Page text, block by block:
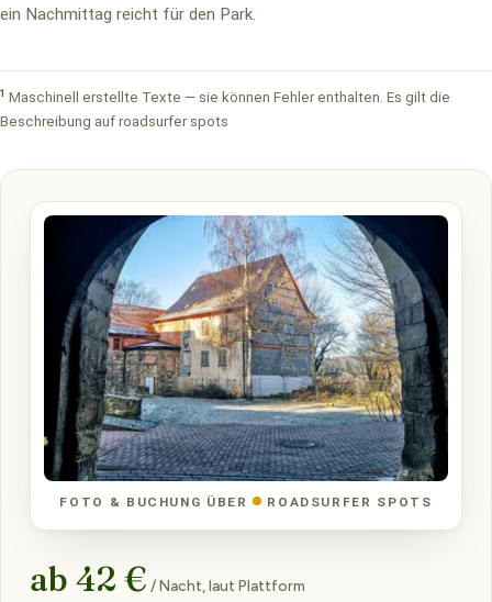
ein Nachmittag reicht für den Park.
1 Maschinell erstellte Texte — sie können Fehler enthalten. Es gilt die
Beschreibung auf roadsurfer spots
FOTO & BUCHUNG ÜBER ROADSURFER SPOTS
ab 42 € / Nacht, laut Plattform